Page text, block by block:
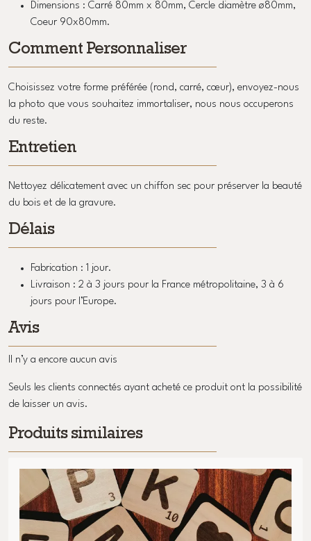
Dimensions : Carré 80mm x 80mm, Cercle diamètre ø80mm,
Coeur 90x80mm.
Comment Personnaliser
Choisissez votre forme préférée (rond, carré, cœur), envoyez-nous
la photo que vous souhaitez immortaliser, nous nous occuperons
du reste.
Entretien
Nettoyez délicatement avec un chiffon sec pour préserver la beauté
du bois et de la gravure.
Délais
Fabrication : 1 jour.
Livraison : 2 à 3 jours pour la France métropolitaine, 3 à 6
jours pour l’Europe.
Avis
Il n’y a encore aucun avis
Seuls les clients connectés ayant acheté ce produit ont la possibilité
de laisser un avis.
Produits similaires